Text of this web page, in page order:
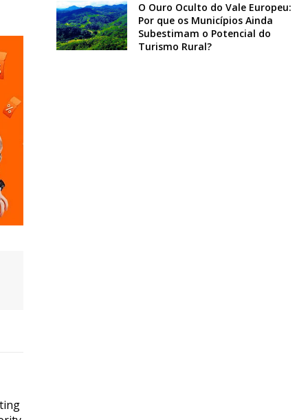
O Ouro Oculto do Vale Europeu:
Por que os Municípios Ainda
Subestimam o Potencial do
Turismo Rural?